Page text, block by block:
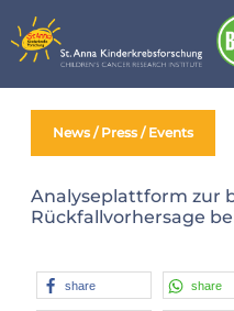
to
content
News / Press / Events
Analyseplattform zur
Rückfallvorhersage
share share